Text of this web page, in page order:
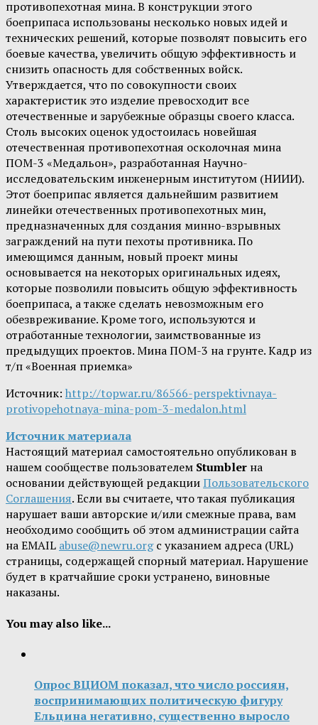
противопехотная мина. В конструкции этого
боеприпаса использованы несколько новых идей и
технических решений, которые позволят повысить его
боевые качества, увеличить общую эффективность и
снизить опасность для собственных войск.
Утверждается, что по совокупности своих
характеристик это изделие превосходит все
отечественные и зарубежные образцы своего класса.
Столь высоких оценок удостоилась новейшая
отечественная противопехотная осколочная мина
ПОМ-3 «Медальон», разработанная Научно-
исследовательским инженерным институтом (НИИИ).
Этот боеприпас является дальнейшим развитием
линейки отечественных противопехотных мин,
предназначенных для создания минно-взрывных
заграждений на пути пехоты противника. По
имеющимся данным, новый проект мины
основывается на некоторых оригинальных идеях,
которые позволили повысить общую эффективность
боеприпаса, а также сделать невозможным его
обезвреживание. Кроме того, используются и
отработанные технологии, заимствованные из
предыдущих проектов. Мина ПОМ-3 на грунте. Кадр из
т/п «Военная приемка»
Источник: http://topwar.ru/86566-perspektivnaya-
protivopehotnaya-mina-pom-3-medalon.html
Источник материала
Настоящий материал самостоятельно опубликован в
нашем сообществе пользователем Stumbler на
основании действующей редакцииПользовательского
Соглашения. Если вы считаете, что такая публикация
нарушает ваши авторские и/или смежные права, вам
необходимо сообщить об этом администрации сайта
на EMAIL abuse@newru.orgс указанием адреса (URL)
страницы, содержащей спорный материал. Нарушение
будет в кратчайшие сроки устранено, виновные
наказаны.
You may also like...
Опрос ВЦИОМ показал, что число россиян,
воспринимающих политическую фигуру
Ельцина негативно, существенно выросло